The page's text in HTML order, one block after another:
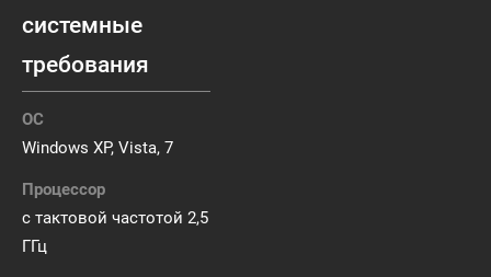
системные
требования
ОС
Windows XP, Vista, 7
Процессор
с тактовой частотой 2,5
ГГц